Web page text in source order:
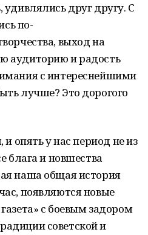
друг другу. С
по-
выход на
аудиторию и радость
с интереснейшими
лучше? Это дорогого
опять у нас период не из
блага и новшества
наша общая история
появляются новые
с боевым задором
советской и